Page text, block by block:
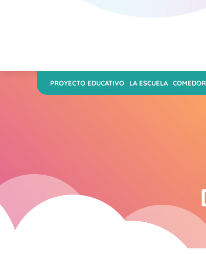
PROYECTO EDUCATIVO LA ESCUELA COMEDOR